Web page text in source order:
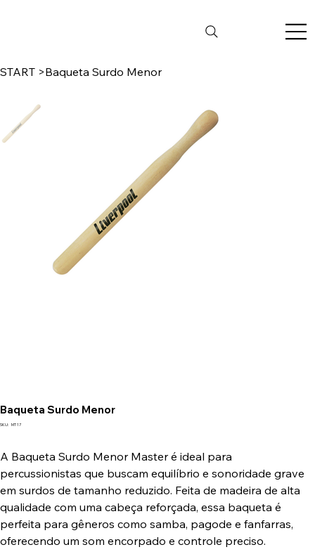
START >Baqueta Surdo Menor
Baqueta Surdo Menor
SKU: SKU
MT 17
A Baqueta Surdo Menor Master é ideal para
percussionistas que buscam equilíbrio e sonoridade grave
em surdos de tamanho reduzido. Feita de madeira de alta
qualidade com uma cabeça reforçada, essa baqueta é
perfeita para gêneros como samba, pagode e fanfarras,
oferecendo um som encorpado e controle preciso.